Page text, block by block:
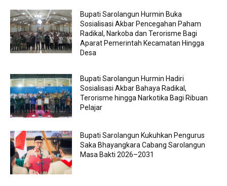
Bupati Sarolangun Hurmin Buka
Sosialisasi Akbar Pencegahan Paham
Radikal, Narkoba dan Terorisme Bagi
Aparat Pemerintah Kecamatan Hingga
Desa
Bupati Sarolangun Hurmin Hadiri
Sosialisasi Akbar Bahaya Radikal,
Terorisme hingga Narkotika Bagi Ribuan
Pelajar
Bupati Sarolangun Kukuhkan Pengurus
Saka Bhayangkara Cabang Sarolangun
Masa Bakti 2026–2031